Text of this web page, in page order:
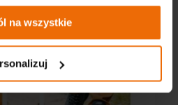
na wszystkie